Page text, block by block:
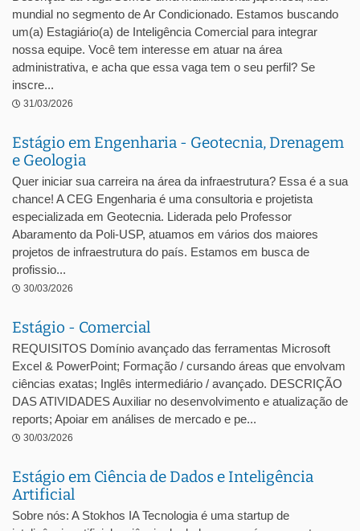
mundial no segmento de Ar Condicionado. Estamos buscando
um(a) Estagiário(a) de Inteligência Comercial para integrar
nossa equipe. Você tem interesse em atuar na área
administrativa, e acha que essa vaga tem o seu perfil? Se
inscre...
31/03/2026
Estágio em Engenharia - Geotecnia, Drenagem
e Geologia
Quer iniciar sua carreira na área da infraestrutura? Essa é a sua
chance! A CEG Engenharia é uma consultoria e projetista
especializada em Geotecnia. Liderada pelo Professor
Abaramento da Poli-USP, atuamos em vários dos maiores
projetos de infraestrutura do país. Estamos em busca de
profissio...
30/03/2026
Estágio - Comercial
REQUISITOS Domínio avançado das ferramentas Microsoft
Excel & PowerPoint; Formação / cursando áreas que envolvam
ciências exatas; Inglês intermediário / avançado. DESCRIÇÃO
DAS ATIVIDADES Auxiliar no desenvolvimento e atualização de
reports; Apoiar em análises de mercado e pe...
30/03/2026
Estágio em Ciência de Dados e Inteligência
Artificial
Sobre nós: A Stokhos IA Tecnologia é uma startup de